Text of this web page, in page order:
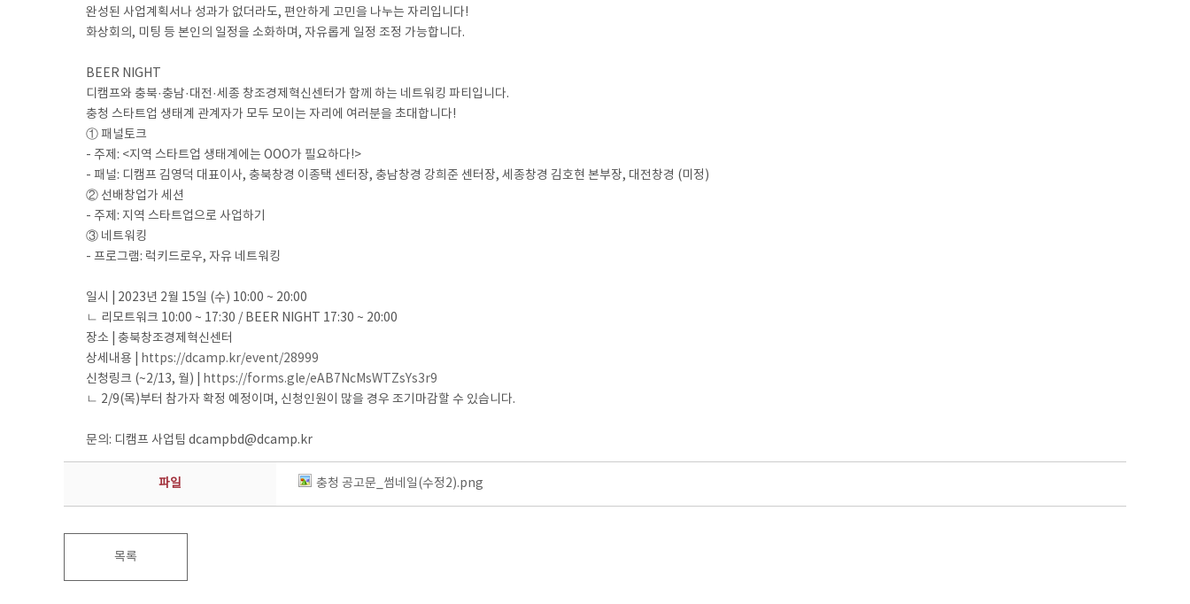
완성된 사업계획서나 성과가 없더라도, 편안하게 고민을 나누는 자리입니다!
화상회의, 미팅 등 본인의 일정을 소화하며, 자유롭게 일정 조정 가능합니다.
BEER NIGHT
디캠프와 충북·충남·대전·세종 창조경제혁신센터가 함께 하는 네트워킹 파티입니다.
충청 스타트업 생태계 관계자가 모두 모이는 자리에 여러분을 초대합니다!
① 패널토크
- 주제: <지역 스타트업 생태계에는 OOO가 필요하다!>
- 패널: 디캠프 김영덕 대표이사, 충북창경 이종택 센터장, 충남창경 강희준 센터장, 세종창경 김호현 본부장, 대전창경 (미정)
② 선배창업가 세션
- 주제: 지역 스타트업으로 사업하기
③ 네트워킹
- 프로그램: 럭키드로우, 자유 네트워킹
일시 | 2023년 2월 15일 (수) 10:00 ~ 20:00
ㄴ 리모트워크 10:00 ~ 17:30 / BEER NIGHT 17:30 ~ 20:00
장소 | 충북창조경제혁신센터
상세내용 |
https://dcamp.kr/event/28999
신청링크 (~2/13, 월) |
https://forms.gle/eAB7NcMsWTZsYs3r9
ㄴ 2/9(목)부터 참가자 확정 예정이며, 신청인원이 많을 경우 조기마감할 수 있습니다.
문의: 디캠프 사업팀 dcampbd@dcamp.kr
파일 충청 공고문_썸네일(수정2).png
목록